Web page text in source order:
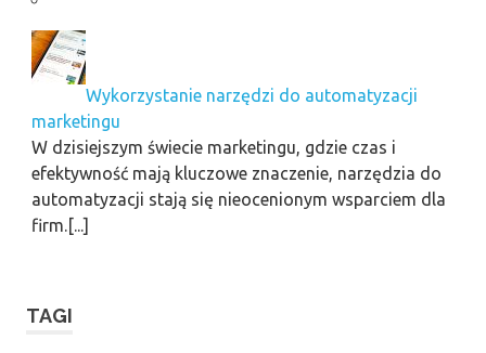
Wykorzystanie narzędzi do automatyzacji
marketingu
W dzisiejszym świecie marketingu, gdzie czas i
efektywność mają kluczowe znaczenie, narzędzia do
automatyzacji stają się nieocenionym wsparciem dla
firm.[...]
TAGI